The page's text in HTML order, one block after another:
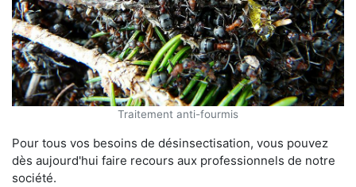
Traitement anti-fourmis
Pour tous vos besoins de désinsectisation, vous pouvez
dès aujourd'hui faire recours aux professionnels de notre
société.